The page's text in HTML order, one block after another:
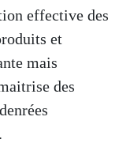
effective des
et
mais
des